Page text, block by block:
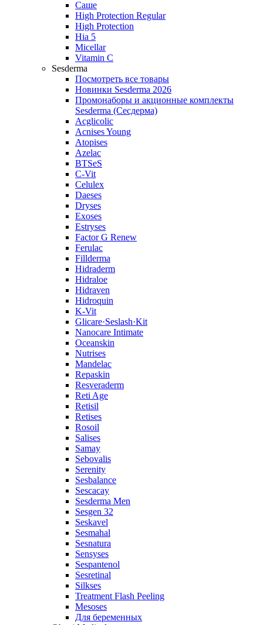
Саше
High Protection Regular
High Protection
Hia 5
Micellar
Vitamin C
Sesderma
Посмотреть все товары
Новинки Sesderma 2026
Промонаборы и акционные комплекты
Sesderma (Сесдерма)
Acglicolic
Acnises Young
Atopises
Azelac
BTSeS
C‑Vit
Celulex
Daeses
Dryses
Exoses
Estryses
Factor G Renew
Ferulac
Fillderma
Hidraderm
Hidraloe
Hidraven
Hidroquin
K-Vit
Glicare·Seslash·Kit
Nanocare Intimate
Oceanskin
Nutrises
Mandelac
Repaskin
Resveraderm
Reti Age
Retisil
Retises
Rosoil
Salises
Samay
Sebovalis
Serenity
Sesbalance
Sescacay
Sesderma Men
Sesgen 32
Seskavel
Sesmahal
Sesnatura
Sensyses
Sespantenol
Sesretinal
Silkses
Treatment Flash Peeling
Mesoses
Для беременных